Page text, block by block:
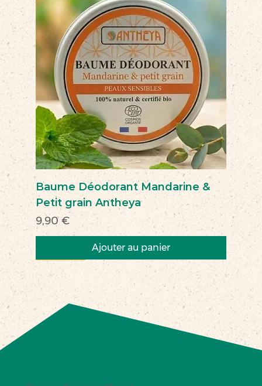
Baume Déodorant Mandarine &
Petit grain Antheya
Prix
9,90 €
Ajouter au panier
Nouveau
Nouveau
Nouveau
Nouveau
Nouveau
Nouveau
Nouveau
Nouveauté
Nouveau
Nouveau
Commerce équitable
Nouveau